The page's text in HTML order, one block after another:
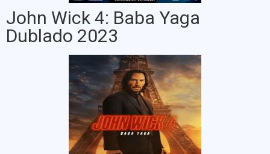
John Wick 4: Baba Yaga
Dublado 2023